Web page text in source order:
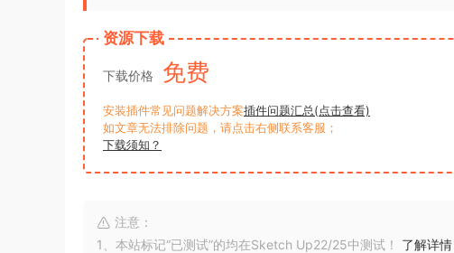
资源下载
下载价格 免费
安装插件常见问题解决方案插件问题汇总(点击查看)
如文章无法排除问题，请点击右侧联系客服；
下载须知？
注意：
1、本站标记“已测试”的均在Sketch Up22/25中测试！ 了解详情